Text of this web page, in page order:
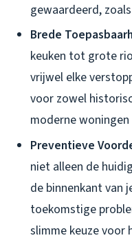
gewaardeerd,
Brede
keuken tot grote
vrijwel elke
voor zowel
moderne
Preventieve
niet alleen de
de binnenkant van
toekomstige
slimme keuze voor